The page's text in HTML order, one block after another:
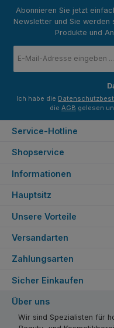
Abonnieren Sie jetzt
Newsletter und Sie werden
Produkte und
Mail-
Ich habe die
die AGB gelesen
Service-Hotline
Shopservice
Informationen
Unsere Vorteile
Versandarten
Zahlungsarten
Hauptsitz
Sicher Einkaufen
Über uns
Wir sind Spezialisten für